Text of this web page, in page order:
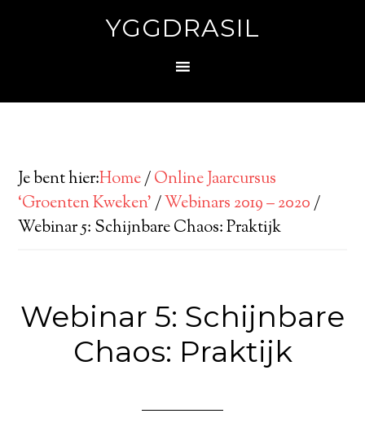
YGGDRASIL
Je bent hier:Home/Online Jaarcursus
‘Groenten Kweken’/Webinars 2019 – 2020/
Webinar 5: Schijnbare Chaos: Praktijk
Webinar 5: Schijnbare
Chaos: Praktijk